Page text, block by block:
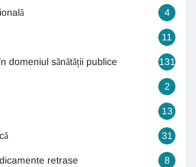
4
11
domeniul sănătății publice 131
2
13
31
retrase 8